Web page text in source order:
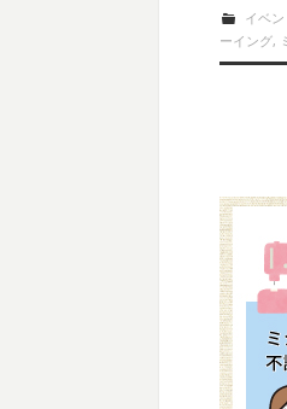
イベン
ーイング,